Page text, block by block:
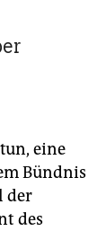
eine
Bündnis
der
des